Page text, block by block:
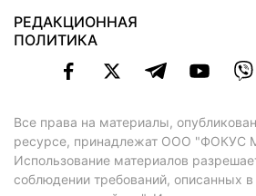
РЕДАКЦИОННАЯ
ПОЛИТИКА
Все права на материалы,
ресурсе, принадлежат ООО "ФОКУС
Использование материалов
соблюдении требований, описанных в